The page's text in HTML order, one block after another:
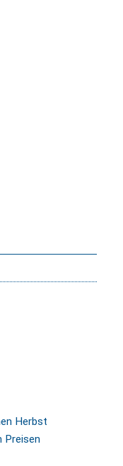
Herbst
Preisen